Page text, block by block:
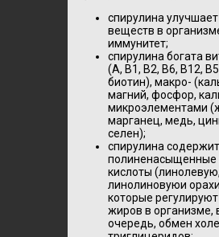
спирулина
веществ в
иммунитет;
спирулина богата
(A, B1, B2, B6, В12,
биотин), макро-
магний, фосфор,
микроэлементами
марганец, медь,
селен);
спирулина содержит
кислоты (линолевую,
линолиновуюи
которые
жиров в организме,
очередь, обмен